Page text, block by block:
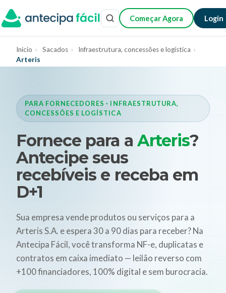
Começar Agora Login
Início › Sacados › Infraestrutura, concessões e logística ›
Arteris
PARA FORNECEDORES · INFRAESTRUTURA,
CONCESSÕES E LOGÍSTICA
Fornece para a Arteris?
Antecipe seus
recebíveis e receba em
D+1
Sua empresa vende produtos ou serviços para a
Arteris S.A. e espera 30 a 90 dias para receber? Na
Antecipa Fácil, você transforma NF-e, duplicatas e
contratos em caixa imediato — leilão reverso com
+100 financiadores, 100% digital e sem burocracia.